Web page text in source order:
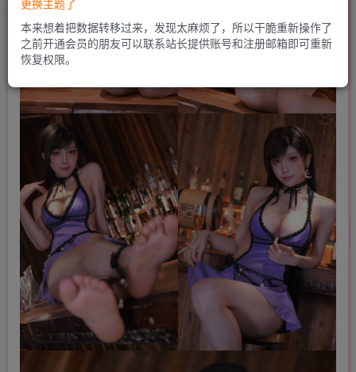
更换主题了
本来想着把数据转移过来，发现太麻烦了，所以干脆重新操作了
之前开通会员的朋友可以联系站长提供账号和注册邮箱即可重新
恢复权限。